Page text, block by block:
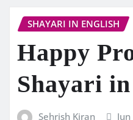
SHAYARI IN ENGLISH
Happy
Shayari
Sehrish Kiran